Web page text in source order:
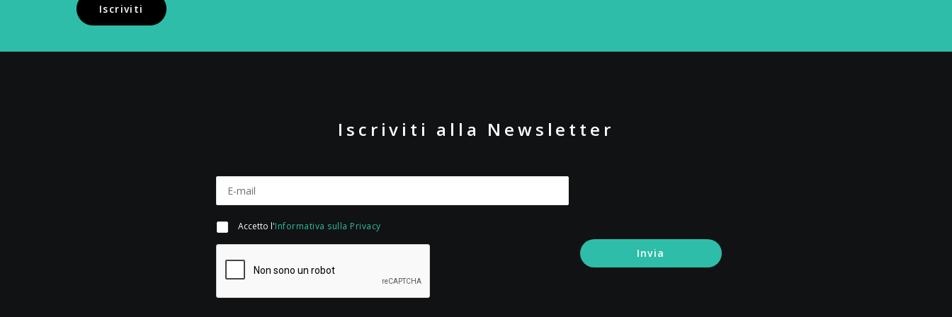
Iscriviti
Iscriviti alla Newsletter
Accetto l'Informativa sulla Privacy